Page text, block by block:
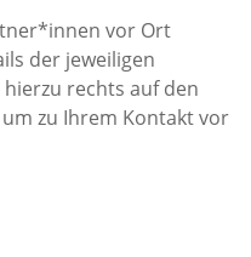
vor Ort
der jeweiligen
rechts auf den
zu Ihrem Kontakt vor